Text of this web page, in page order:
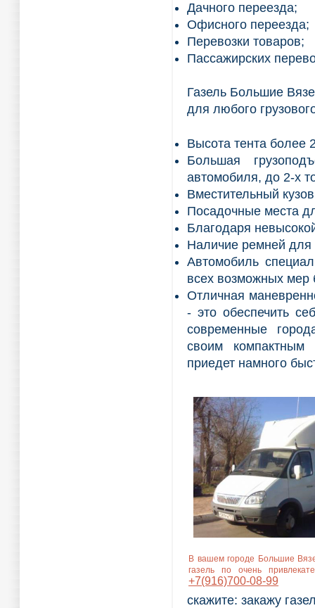
Дачного переезда;
Офисного переезда;
Перевозки товаров;
Пассажирских
Газель Большие
для любого
Высота тента более
Большая
автомобиля, до 2-х
Вместительный
Посадочные места
Благодаря
Наличие ремней для
Автомобиль
всех возможных мер
Отличная
- это обеспечить
современные
своим компактным
приедет намного
В вашем городе Большие
газель по очень
+7(916)700-08-99
скажите: закажу